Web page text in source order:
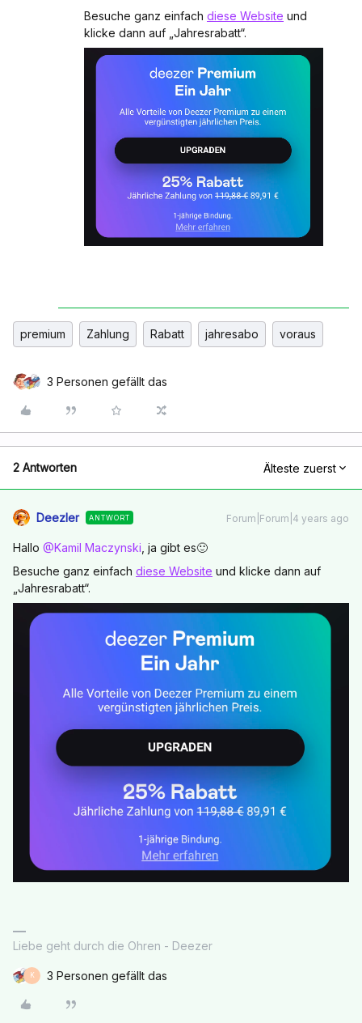
Besuche ganz einfach diese Website und
klicke dann auf „Jahresrabatt“.
premium Zahlung Rabatt jahresabo voraus
3 Personen gefällt das
2 Antworten Älteste zuerst
Deezler ANTWORT Forum|Forum|4 years ago
Hallo @Kamil Maczynski , ja gibt es🙂
Besuche ganz einfach diese Website und klicke dann auf
„Jahresrabatt“.
Liebe geht durch die Ohren - Deezer
K 3 Personen gefällt das